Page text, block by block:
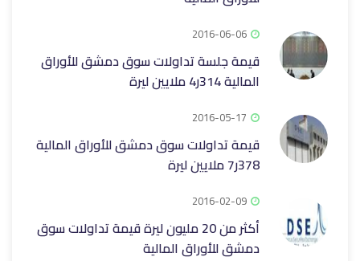
2016-06-06
قيمة جلسة تداولات سوق دمشق للأوراق
المالية 314ر4 ملايين ليرة
2016-05-17
قيمة تداولات سوق دمشق للأوراق المالية
378ر7 ملايين ليرة
2016-02-09
أكثر من 20 مليون ليرة قيمة تداولات سوق
دمشق للأوراق المالية